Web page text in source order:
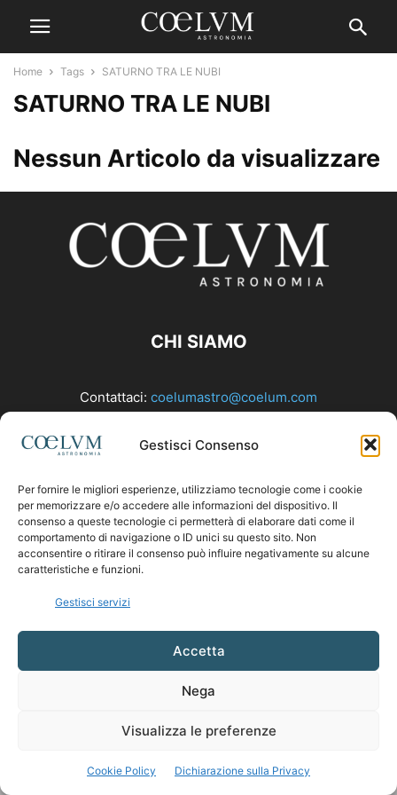
Gestisci Consenso
Per fornire le migliori esperienze, utilizziamo tecnologie come i cookie
per memorizzare e/o accedere alle informazioni del dispositivo. Il
consenso a queste tecnologie ci permetterà di elaborare dati come il
comportamento di navigazione o ID unici su questo sito. Non
acconsentire o ritirare il consenso può influire negativamente su alcune
caratteristiche e funzioni.
Gestisci servizi
Accetta
Nega
Visualizza le preferenze
Cookie Policy Dichiarazione sulla Privacy
Home Tags SATURNO TRA LE NUBI
SATURNO TRA LE NUBI
Nessun Articolo da visualizzare
CHI SIAMO
Contattaci: coelumastro@coelum.com
SEGUICI